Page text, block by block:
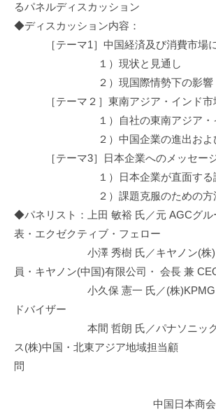
るパネルディスカッション
◆ディスカッション内容：
［テーマ1］中国経済及び消費市場
１）現状と見通し
２）現国際情勢下の影響
［テーマ２］東南アジア・インド市
１）自社の東南アジア・イ
２）中国企業の進出および協
［テーマ3］日本企業へのメッセー
１）日本企業が直面する
２）課題克服のための方
◆パネリスト：上田 敏裕 氏／元 AGCグ
表・エクゼクティブ・フェロー
小澤 秀樹 氏／キヤノン(株) 副
員・キヤノン(中国)有限公司・ 会長 兼
小久保 憲一 氏／(株)KPMG
ドバイザー
本間 哲朗 氏／パナソニックホ
ス(株)中国・北東アジア地域担当顧
中国日本商会会